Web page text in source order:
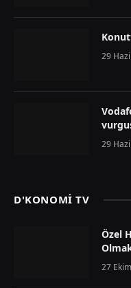
29
29
D'KONOMİ TV
Özel
27